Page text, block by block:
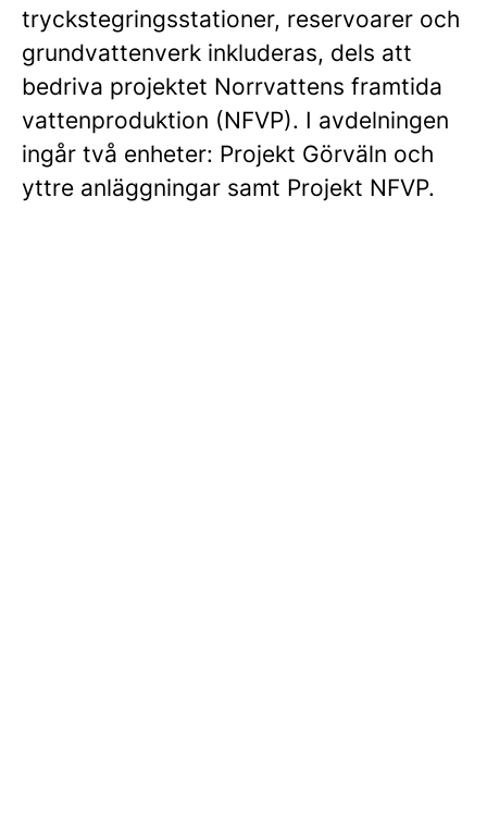
tryckstegringsstationer, reservoarer och
grundvattenverk inkluderas, dels att
bedriva projektet Norrvattens framtida
vattenproduktion (NFVP). I avdelningen
ingår två enheter: Projekt Görväln och
yttre anläggningar samt Projekt NFVP.